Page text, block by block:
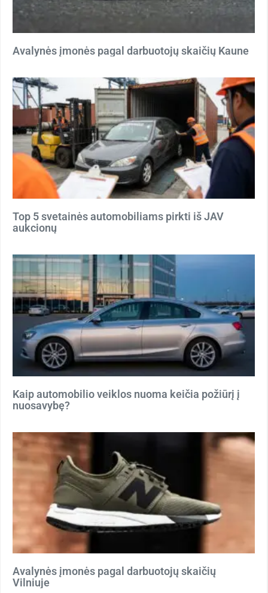
Avalynės įmonės pagal darbuotojų skaičių Kaune
Top 5 svetainės automobiliams pirkti iš JAV
aukcionų
Kaip automobilio veiklos nuoma keičia požiūrį į
nuosavybę?
Avalynės įmonės pagal darbuotojų skaičių
Vilniuje